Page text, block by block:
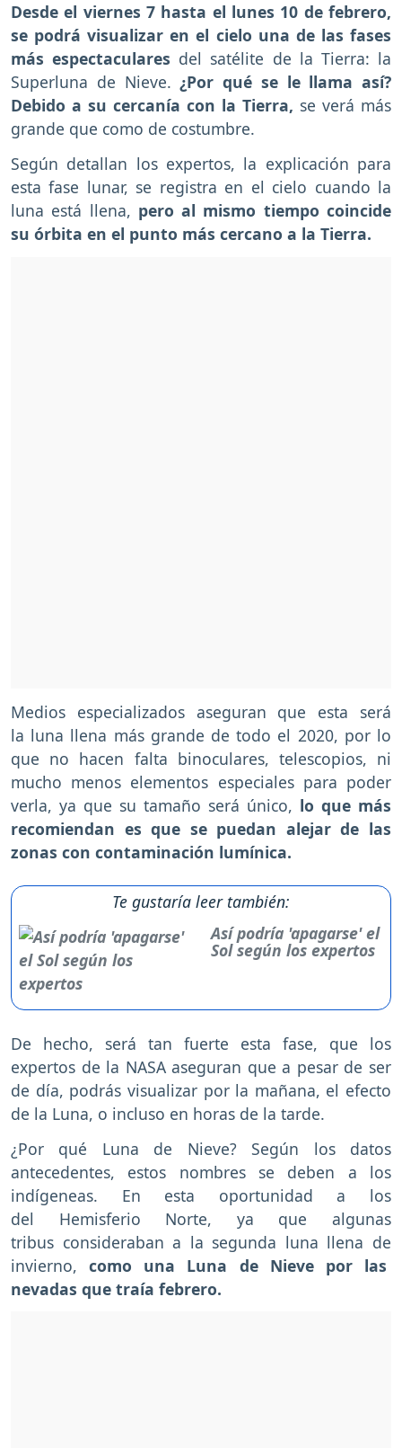
Desde el viernes 7 hasta el lunes 10 de febrero,
se podrá visualizar en el cielo una de las fases
más espectaculares del satélite de la Tierra: la
Superluna de Nieve.¿Por qué se le llama así?
Debido a su cercanía con la Tierra, se verá más
grande que como de costumbre.
Según detallan los expertos, la explicación para
esta fase lunar, se registra en el cielo cuando la
luna está llena, pero al mismo tiempo coincide
su órbita en el punto más cercano a la Tierra.
Medios especializados aseguran que esta será
la luna llena más grande de todo el 2020, por lo
que no hacen falta binoculares, telescopios, ni
mucho menos elementos especiales para poder
verla, ya que su tamaño será único, lo que más
recomiendan es que se puedan alejar de las
zonas con contaminación lumínica.
Te gustaría leer también:
Así podría 'apagarse' el
Sol según los expertos
De hecho, será tan fuerte esta fase, que los
expertos de la NASA aseguran que a pesar de ser
de día, podrás visualizar por la mañana, el efecto
de la Luna, o incluso en horas de la tarde.
¿Por qué Luna de Nieve? Según los datos
antecedentes, estos nombres se deben a los
indígeneas. En esta oportunidad a los
del Hemisferio Norte, ya que algunas
tribus consideraban a la segunda luna llena de
invierno,como una Luna de Nieve por las
nevadas que traía febrero.